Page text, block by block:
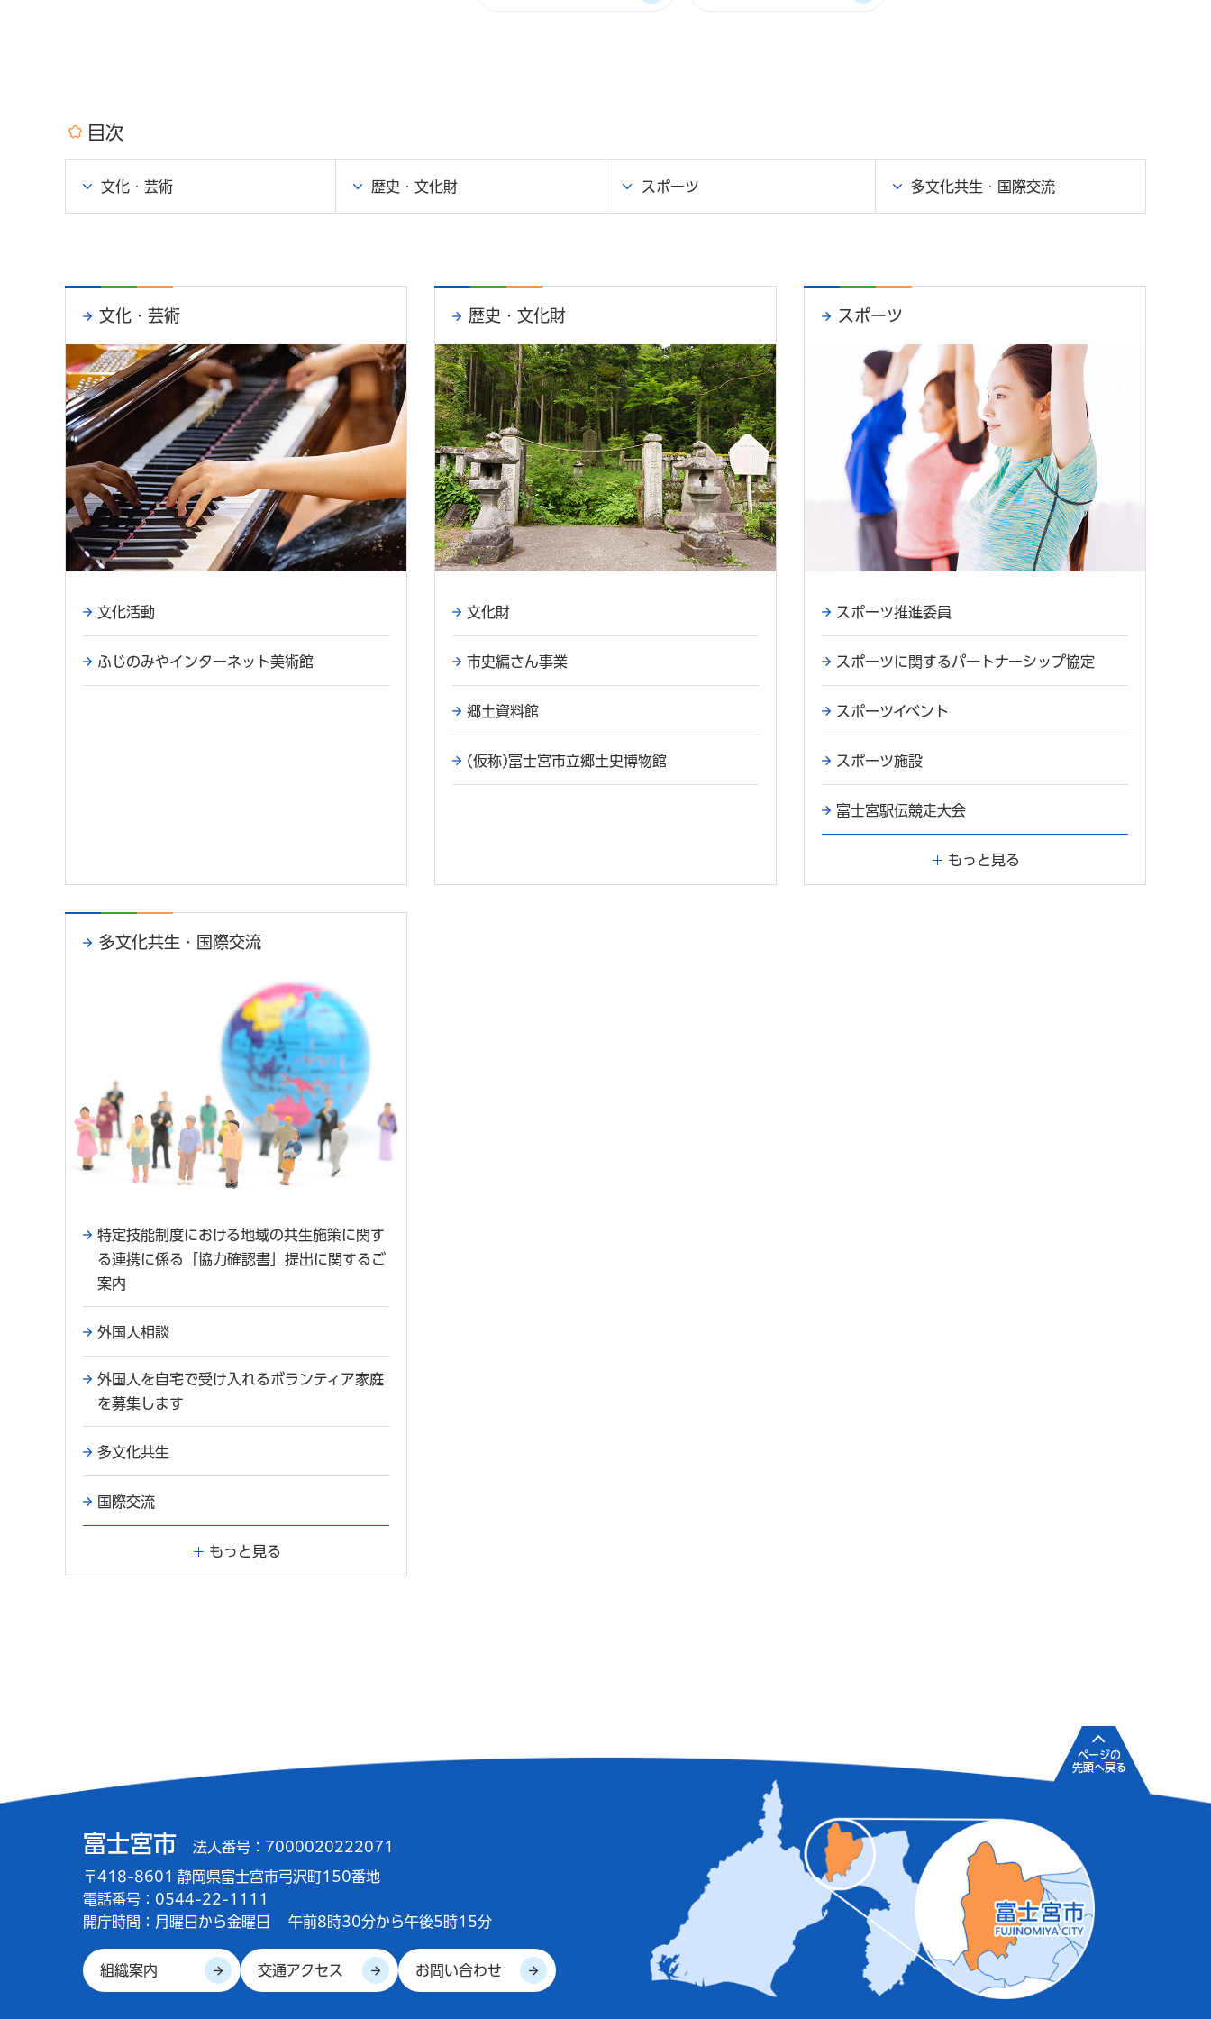
目次
文化・芸術 歴史・文化財 スポーツ 多文化共生・国際交流
文化・芸術
文化活動
ふじのみやインターネット美術館
歴史・文化財
文化財
市史編さん事業
郷土資料館
(仮称)富士宮市立郷土史博物館
スポーツ
スポーツ推進委員
スポーツに関するパートナーシップ協定
スポーツイベント
スポーツ施設
富士宮駅伝競走大会
もっと見る
多文化共生・国際交流
特定技能制度における地域の共生施策に関す
る連携に係る「協力確認書」提出に関するご
案内
外国人相談
外国人を自宅で受け入れるボランティア家庭
を募集します
多文化共生
国際交流
もっと見る
富士宮市 法人番号：7000020222071
〒418-8601 静岡県富士宮市弓沢町150番地
電話番号：0544-22-1111
開庁時間： 月曜日から金曜日 午前8時30分から午後5時15分
組織案内 交通アクセス お問い合わせ
ページの
先頭へ戻る